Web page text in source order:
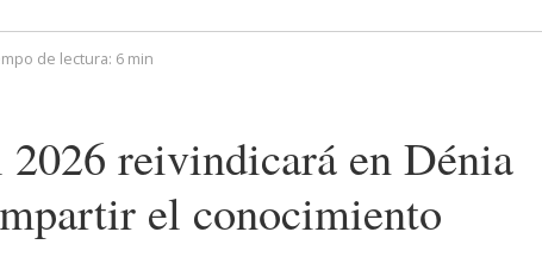
de lectura: 6 min
reivindicará en Dénia
el conocimiento